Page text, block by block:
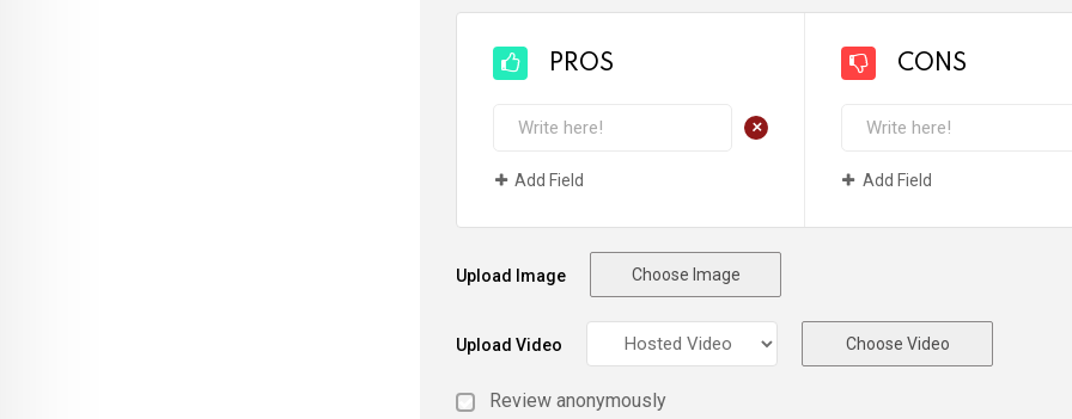
PROS
+
Add Field
CONS
Add Field
Upload Image Choose Image
Upload Video Choose Video
Review anonymously